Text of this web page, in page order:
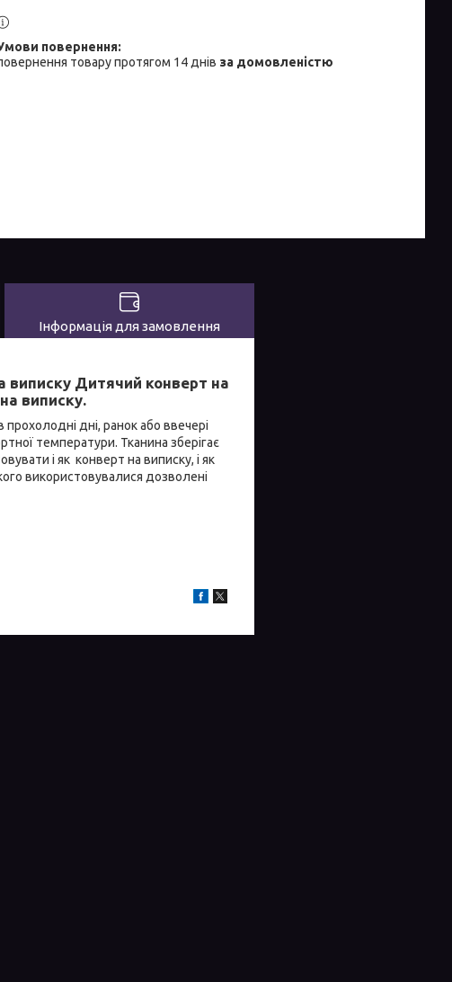
товару протягом 14 днів за домовленістю
Інформація для замовлення
Дитячий конверт на
виписку.
дні, ранок або ввечері
температури. Тканина зберігає
і як конверт на виписку, і як
використовувалися дозволені